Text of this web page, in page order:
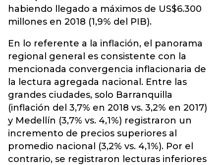
habiendo llegado a máximos de US$6.300
millones en 2018 (1,9% del PIB).
En lo referente a la inflación, el panorama
regional general es consistente con la
mencionada convergencia inflacionaria de
la lectura agregada nacional. Entre las
grandes ciudades, solo Barranquilla
(inflación del 3,7% en 2018 vs. 3,2% en 2017)
y Medellín (3,7% vs. 4,1%) registraron un
incremento de precios superiores al
promedio nacional (3,2% vs. 4,1%). Por el
contrario, se registraron lecturas inferiores